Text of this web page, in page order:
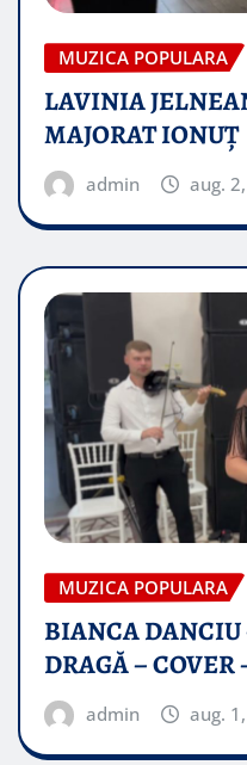
MUZICA POPULARA
LAVINIA
MAJORAT IONUŢ
admin aug.
MUZICA POPULARA
BIANCA DANCIU
DRAGĂ – COVER
admin aug.